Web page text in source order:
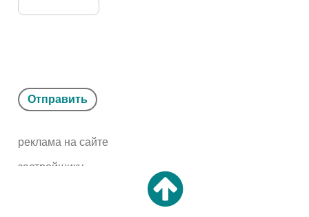
Отправить
реклама на сайте
застройщику